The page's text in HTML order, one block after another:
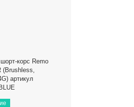
корс Remo
(Brushless,
артикул